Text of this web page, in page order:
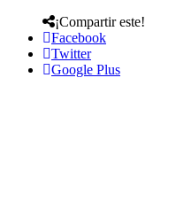
¡Compartir este!
Facebook
Twitter
Google Plus